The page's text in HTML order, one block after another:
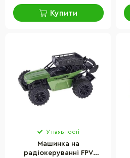
Купити
У наявності
Машинка на
радіокеруванні FPV